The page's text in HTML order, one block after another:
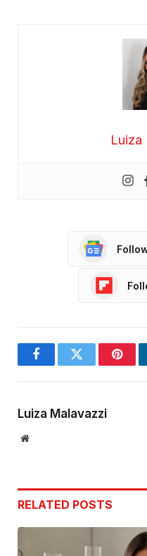
Luiza
FacebookTwitter
Luiza Malavazzi
Website
RELATED POSTS